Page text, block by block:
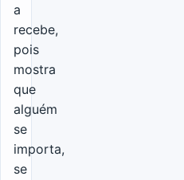
a
recebe,
pois
mostra
que
alguém
se
importa,
se